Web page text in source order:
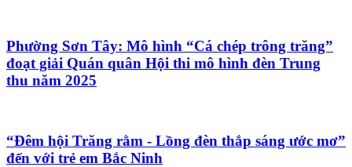
Phường Sơn Tây: Mô hình “Cá chép trông trăng”
đoạt giải Quán quân Hội thi mô hình đèn Trung
thu năm 2025
“Đêm hội Trăng rằm - Lồng đèn thắp sáng ước mơ”
đến với trẻ em Bắc Ninh